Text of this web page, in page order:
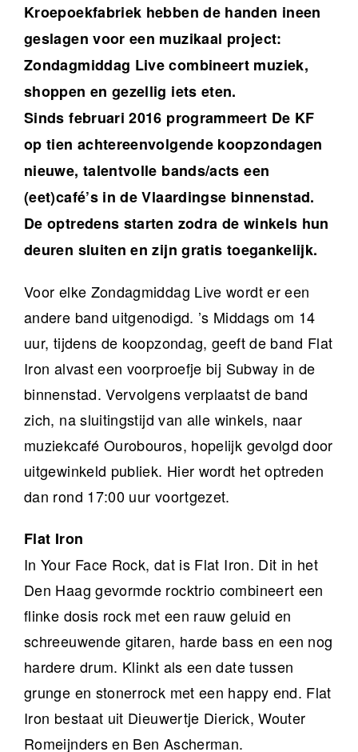
Kroepoekfabriek hebben de handen ineen
geslagen voor een muzikaal project:
Zondagmiddag Live combineert muziek,
shoppen en gezellig iets eten.
Sindsfebruari 2016 programmeert De KF
op tien achtereenvolgende koopzondagen
nieuwe, talentvolle bands/acts een
(eet)café’s in de Vlaardingse binnenstad.
De optredens starten zodra de winkels hun
deuren sluiten en zijn gratis toegankelijk.
Voor elke Zondagmiddag Live wordt er een
andere band uitgenodigd. ’s Middags om 14
uur, tijdens de koopzondag, geeft de band Flat
Iron alvast een voorproefje bij Subway in de
binnenstad. Vervolgens verplaatst de band
zich, na sluitingstijd van alle winkels, naar
muziekcafé Ourobouros, hopelijk gevolgd door
uitgewinkeld publiek. Hier wordt het optreden
dan rond 17:00 uur voortgezet.
Flat Iron
In Your Face Rock, dat is Flat Iron. Dit in het
Den Haag gevormde rocktrio combineert een
flinke dosis rock met een rauw geluid en
schreeuwende gitaren, harde bass en een nog
hardere drum. Klinkt als een date tussen
grunge en stonerrock met een happy end. Flat
Iron bestaat uit Dieuwertje Dierick, Wouter
Romeijnders en Ben Ascherman.